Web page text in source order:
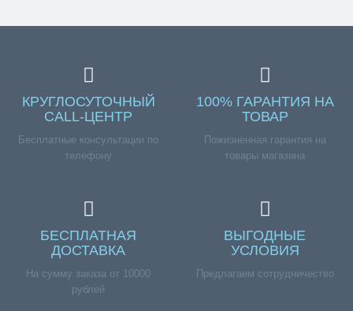
КРУГЛОСУТОЧНЫЙ
CALL-ЦЕНТР
Бесплатные консультации по
телефону
100% ГАРАНТИЯ НА
ТОВАР
Пожизненная гарантия на
товары магазина
БЕСПЛАТНАЯ
ДОСТАВКА
На сумму заказа от 10000
рублей
ВЫГОДНЫЕ
УСЛОВИЯ
Предлагаем сотрудничество